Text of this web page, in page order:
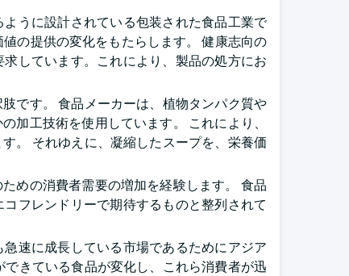
うに設計されている包装された食品工業で
の提供の変化をもたらします。 健康志向の
しています。これにより、製品の処方にお
です。 食品メーカーは、植物タンパク質や
加工技術を使用しています。 これにより、
。 それゆえに、凝縮したスープを、栄養価
めの消費者需要の増加を経験します。 食品
フレンドリーで期待するものと整列されて
速に成長している市場であるためにアジア
きている食品が変化し、これら消費者が迅